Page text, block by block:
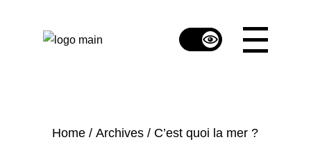
Home Archives C’est quoi la mer ?